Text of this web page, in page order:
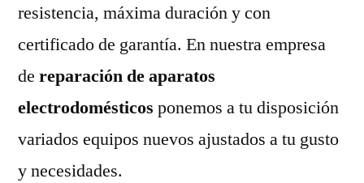
resistencia, máxima duración y con
certificado de garantía. En nuestra empresa
de reparación de aparatos
electrodomésticos ponemos a tu disposición
variados equipos nuevos ajustados a tu gusto
y necesidades.